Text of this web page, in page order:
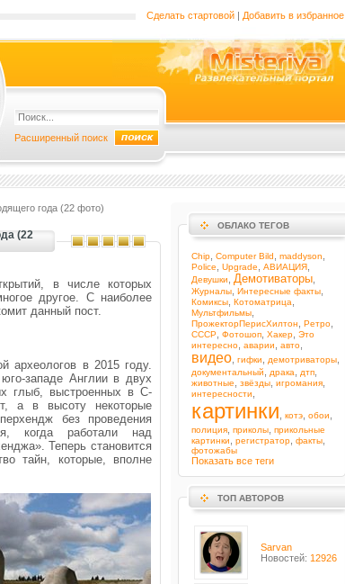
Сделать стартовой | Добавить в избранное
Расширенный поиск
года (22 фото)
(22
в числе которых
другое. С наиболее
данный пост.
археологов в 2015 году.
западе Англии в двух
глыб, выстроенных в С-
а в высоту некоторые
без проведения
когда работали над
Теперь становится
тайн, которые, вполне
ОБЛАКО ТЕГОВ
Chip Computer Bild maddyson
Police Upgrade АВИАЦИЯ
Девушки Демотиваторы
Журналы Интересные факты
Комиксы Котоматрица
Мультфильмы
ПрожекторПерисХилтон Ретро
СССР Фотошоп Хакер Это
интересно аварии авто
видео гифки демотриваторы
документальный драка дтп
животные звёзды игромания
интересности
картинки котэ обои
полиция приколы прикольные
картинки
регистратор факты
фотожабы
Показать все теги
ТОП АВТОРОВ
Sarvan
Новостей: 12926